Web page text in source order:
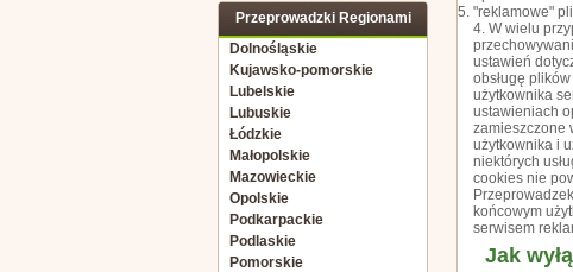
Przeprowadzki Regionami
Dolnośląskie
Kujawsko-pomorskie
Lubelskie
Lubuskie
Łódzkie
Małopolskie
Mazowieckie
Opolskie
Podkarpackie
Podlaskie
Pomorskie
"reklamowe"
4. W wielu
ustawień
obsługę
użytkownika
ustawieniach
zamieszczone
użytkownika i
niektórych
cookies nie
końcowym
serwisem
Jak